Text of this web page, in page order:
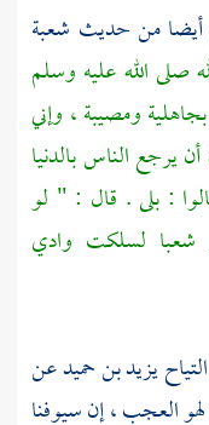
أيضا من حديث شعبة
صلى الله عليه وسلم
ومصيبة ، وإني
يرجع الناس بالدنيا
: بلى . قال : " لو
شعبا لسلكت وادي
يزيد بن حميدعن
العجب ، إن سيوفنا